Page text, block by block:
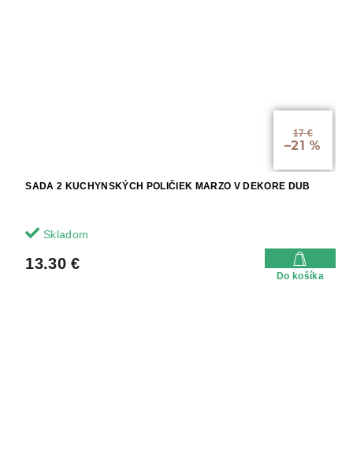
17 €
–21 %
SADA 2 KUCHYNSKÝCH POLIČIEK MARZO V DEKORE DUB
Skladom
13.30 €
Do košíka